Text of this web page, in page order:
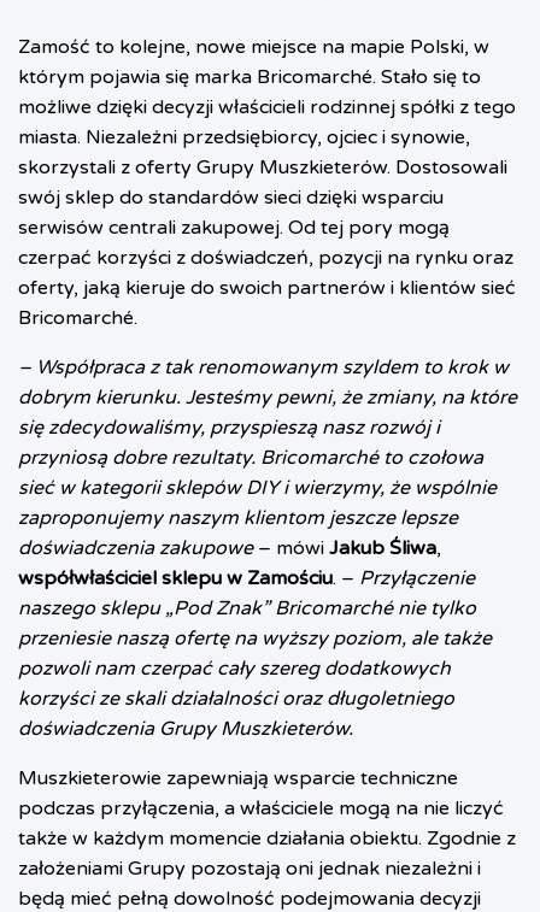
Zamość to kolejne, nowe miejsce na mapie Polski, w
którym pojawia się marka Bricomarché. Stało się to
możliwe dzięki decyzji właścicieli rodzinnej spółki z tego
miasta. Niezależni przedsiębiorcy, ojciec i synowie,
skorzystali z oferty Grupy Muszkieterów. Dostosowali
swój sklep do standardów sieci dzięki wsparciu
serwisów centrali zakupowej. Od tej pory mogą
czerpać korzyści z doświadczeń, pozycji na rynku oraz
oferty, jaką kieruje do swoich partnerów i klientów sieć
Bricomarché.
– Współpraca z tak renomowanym szyldem to krok w
dobrym kierunku. Jesteśmy pewni, że zmiany, na które
się zdecydowaliśmy, przyspieszą nasz rozwój i
przyniosą dobre rezultaty. Bricomarché to czołowa
sieć w kategorii sklepów DIY i wierzymy, że wspólnie
zaproponujemy naszym klientom jeszcze lepsze
doświadczenia zakupowe– mówi Jakub Śliwa,
współwłaściciel sklepu w Zamościu. – Przyłączenie
naszego sklepu „Pod Znak” Bricomarché nie tylko
przeniesie naszą ofertę na wyższy poziom, ale także
pozwoli nam czerpać cały szereg dodatkowych
korzyści ze skali działalności oraz długoletniego
doświadczenia Grupy Muszkieterów.
Muszkieterowie zapewniają wsparcie techniczne
podczas przyłączenia, a właściciele mogą na nie liczyć
także w każdym momencie działania obiektu. Zgodnie z
założeniami Grupy pozostają oni jednak niezależni i
będą mieć pełną dowolność podejmowania decyzji